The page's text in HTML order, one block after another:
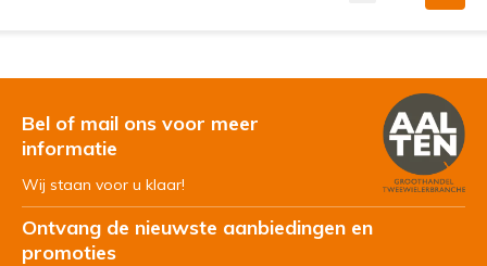
Bel of mail ons voor meer
informatie
Wij staan voor u klaar!
Ontvang de nieuwste aanbiedingen en
promoties